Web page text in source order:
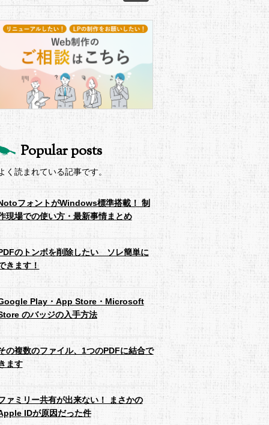
Popular posts
く読まれている記事です。
フォントがWindows標準搭載！ 制
現場での使い方・最新事情まとめ
のトンボを削除したい ソレ簡単に
きます！
Play・App Store・Microsoft
のバッジの入手方法
の複数のファイル、1つのPDFに結合で
ます
ァミリー共有が出来ない！ まさかの
IDが原因だった件